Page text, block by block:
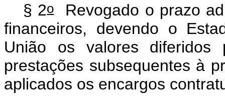
§ 2oRevogado o prazo
financeiros, devendo o
União os valores
prestações subsequentes à
aplicados os encargos